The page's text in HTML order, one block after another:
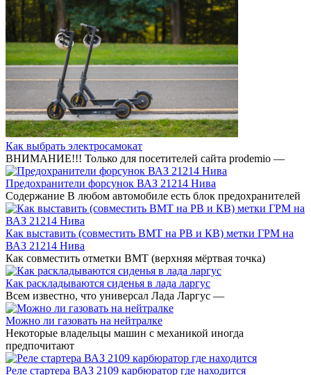
Как выбрать электросамокат
ВНИМАНИЕ!!! Только для посетителей сайта prodemio —
Предохранители форсунок ВАЗ 21214 Нива
Содержание В любом автомобиле есть блок предохранителей
Как выставить (совместить ВМТ на РВ и КВ) метки ГРМ на
ВАЗ 21214 Нива
Как совместить отметки ВМТ (верхняя мёртвая точка)
Как раскладываются сиденья в лада ларгус
Всем известно, что универсал Лада Ларгус —
Можно ли газовать на нейтралке
Некоторые владельцы машин с механикой иногда
предпочитают
Реле стартера ВАЗ 2109 карбюратор где находится